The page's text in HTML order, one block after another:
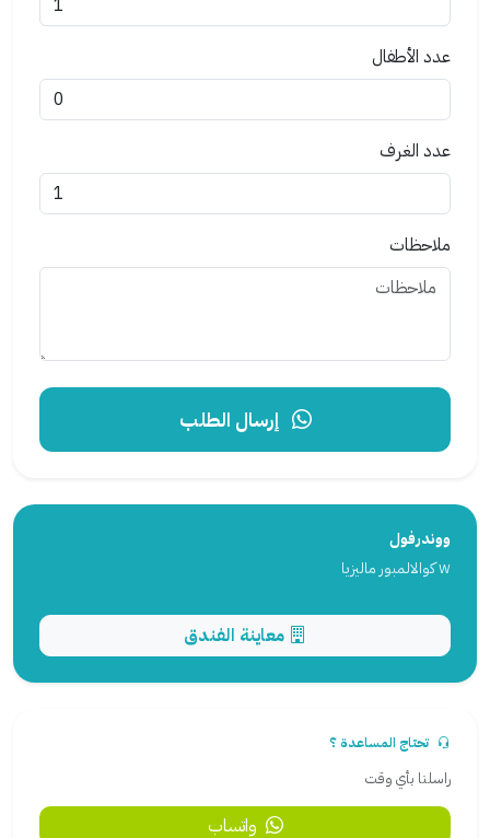
عدد الأطفال
عدد الغرف
ملاحظات
إرسال الطلب
ووندرفول
w كوالالمبور ماليزيا
معاينة الفندق
تحتاج المساعدة ؟
راسلنا بأي وقت
واتساب